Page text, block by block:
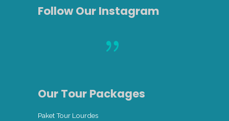
Follow Our Instagram
Our Tour Packages
Paket Tour Lourdes